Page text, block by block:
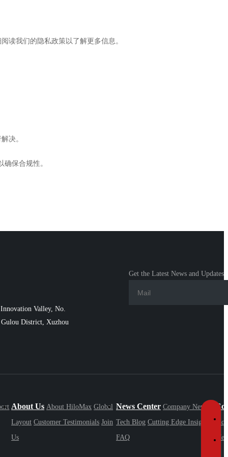
读我们的隐私政策以了解更多信息。
决。
保合规性。
Valley, No.
District, Xuzhou
Get the Latest News and Updates
About Us About HiloMax Global
Layout Customer Testimonials Join
Us
News Center Company News
Tech Blog Cutting Edge Insights
FAQ